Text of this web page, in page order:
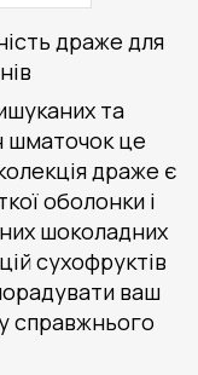
драже для
та
шматочок це
драже є
оболонки і
шоколадних
сухофруктів
ваш
справжнього